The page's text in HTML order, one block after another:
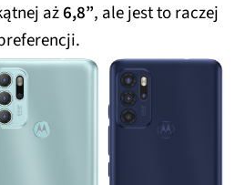
aż6,8”, ale jest to raczej